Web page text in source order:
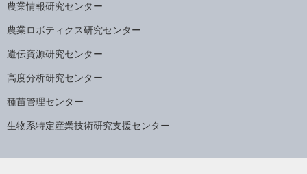
農業情報研究センター
農業ロボティクス研究センター
遺伝資源研究センター
高度分析研究センター
種苗管理センター
生物系特定産業技術研究支援センター